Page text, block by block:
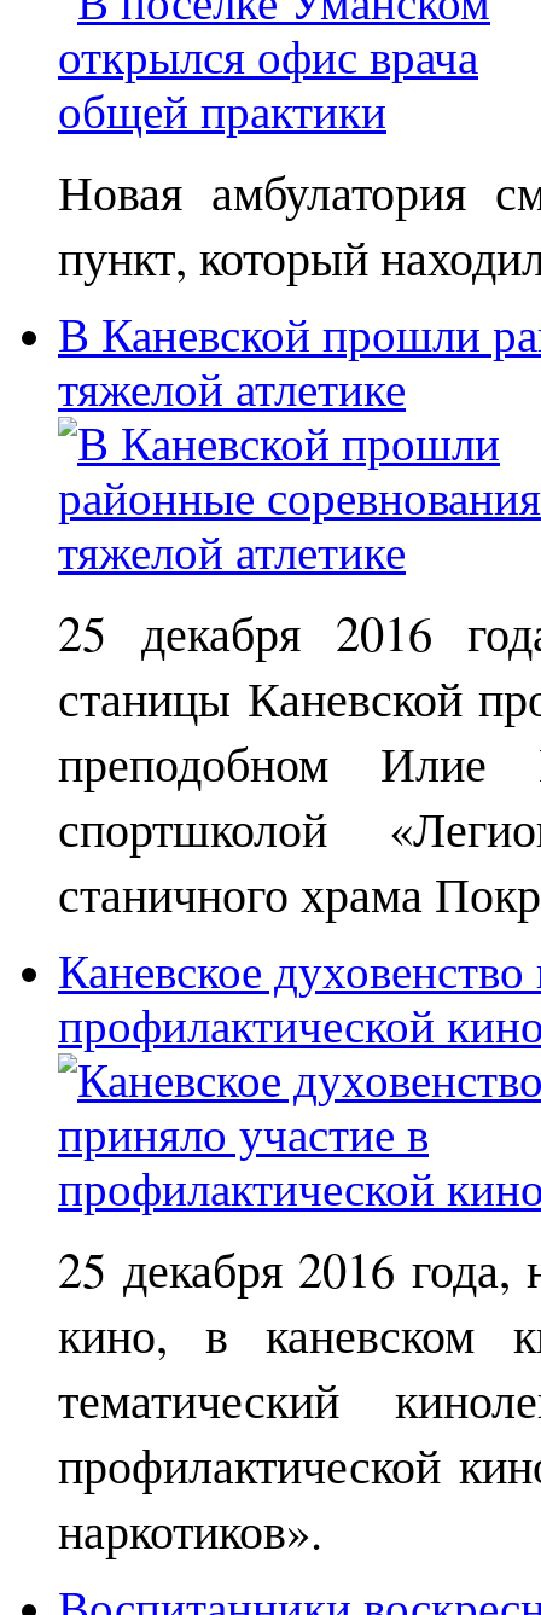
Новая амбулатория
пункт, который
В Каневской прошли
тяжелой атлетике
25 декабря 2016
станицы Каневской
преподобном Илие
спортшколой
станичного храма
Каневское
профилактической
25 декабря 2016
кино, в каневском
тематический
профилактической
наркотиков».